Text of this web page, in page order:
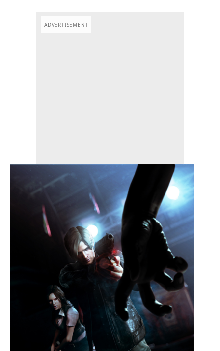
ADVERTISEMENT